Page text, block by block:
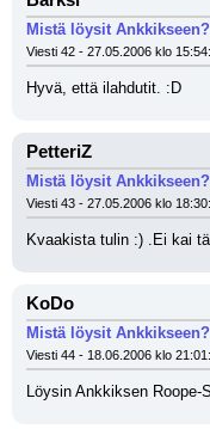
Mistä löysit Ankkikseen?
Viesti 42 - 27.05.2006 klo
Hyvä, että ilahdutit. :D
PetteriZ
Mistä löysit Ankkikseen?
Viesti 43 - 27.05.2006 klo
Kvaakista tulin :) .Ei kai
KoDo
Mistä löysit Ankkikseen?
Viesti 44 - 18.06.2006 klo
Löysin Ankkiksen Roope-